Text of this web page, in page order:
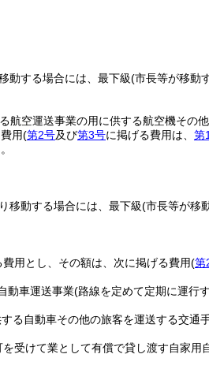
動する場合には、最下級(市長等が移動
航空運送事業の用に供する航空機その
用(第2号及び第3号に掲げる費用は、 第
移動する場合には、最下級(市長等が移
用とし、その額は、次に掲げる費用(第
動車運送事業(路線を定めて定期に運行
る自動車その他の旅客を運送する交通
受けて業として有償で貸し渡す自家用